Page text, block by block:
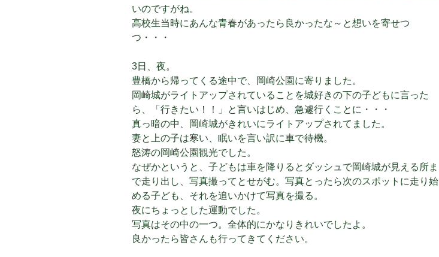
いのですがね。
高校生当時にあんな青春があったら良かったな～と想いを寄せつ
つ・・・
3日、夜。
豊橋から帰ってくる途中で、岡崎公園に寄りました。
岡崎城がライトアップされていることを城好きの下の子どもに言った
ら、「行きたい！！」と言いはじめ、急遽行くことに・・・
真っ暗の中、岡崎城がきれいにライトアップされてました。
妻と上の子は寒い、眠いを言い訳に車で待機。
怒涛の岡崎公園観光でした。
なぜかというと、子どもは車を降りるとダッシュで岡崎城が見える所ま
で走り出し、写真撮ってとせがむ。写真とったら次のスポットに走り始
める子ども、それを追いかけて写真を撮る。
夜にちょっとした運動でした。
写真はその中の一つ。全体的にかなりきれいでしたよ。
良かったら皆さんも行ってきてください。